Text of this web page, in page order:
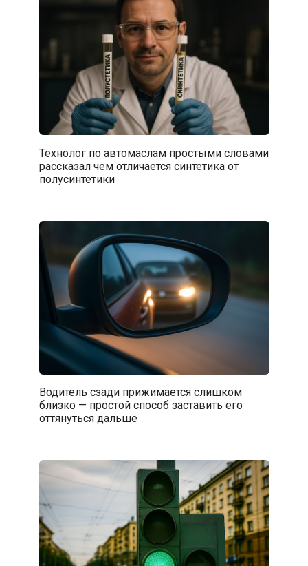
Технолог по автомаслам простыми словами
рассказал чем отличается синтетика от
полусинтетики
Водитель сзади прижимается слишком
близко — простой способ заставить его
оттянуться дальше